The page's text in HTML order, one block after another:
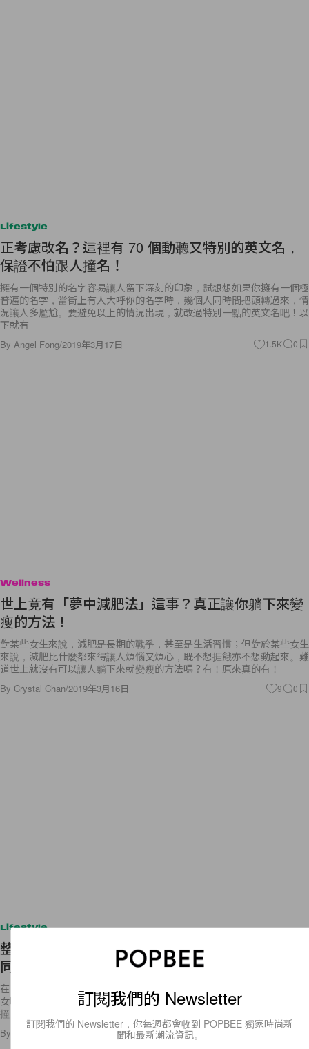
Lifestyle
正考慮改名？這裡有 70 個動聽又特別的英文名，
保證不怕跟人撞名！
擁有一個特別的名字容易讓人留下深刻的印象，試想想如果你擁有一個極
普遍的名字，當街上有人大呼你的名字時，幾個人同時間把頭轉過來，情
況讓人多尷尬。要避免以上的情況出現，就改過特別一點的英文名吧！以
下就有
By Angel Fong/2019年3月17日 1.5K 0
Wellness
世上竟有「夢中減肥法」這事？真正讓你躺下來變
瘦的方法！
對某些女生來說，減肥是長期的戰爭，甚至是生活習慣；但對於某些女生
來說，減肥比什麼都來得讓人煩惱又煩心，既不想捱餓亦不想動起來。難
道世上就沒有可以讓人躺下來就變瘦的方法嗎？有！原來真的有！
By Crystal Chan/2019年3月16日 9 0
Lifestyle
整部電影都在「壁咚」？讓女生心動不已的《鄰居
同居》真人版即將登場！
在 2009 年由渡邊鯰所創作的少女漫畫《鄰居・同居 LDK》是許多人少
女時代的回億，當中兩位男主與女主角的互動時不時就讓人心裡小鹿亂
撞，因為人氣高居不下，曾經在 2014
By Amber Ku/2019年3月16日 2.2K
訂閱我們的 Newsletter
訂閱我們的 Newsletter，你每週都會收到 POPBEE 獨家時尚新
聞和最新潮流資訊。